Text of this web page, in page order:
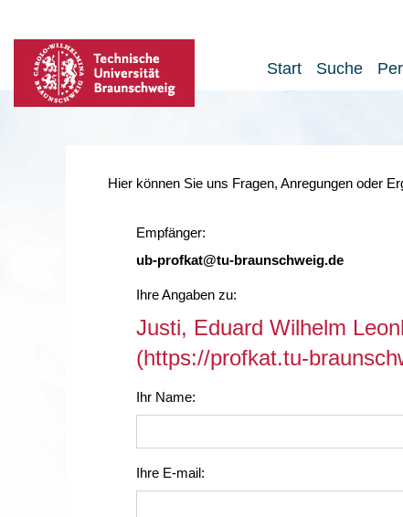
Start Suche
Hier können Sie uns Fragen, Anregungen oder
Empfänger:
ub-profkat@tu-braunschweig.de
Ihre Angaben zu:
Justi, Eduard Wilhelm
(https://profkat.tu-
Ihr Name:
Ihre E-mail: